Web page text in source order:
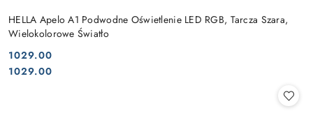
HELLA Apelo A1 Podwodne Oświetlenie LED RGB, Tarcza Szara,
Wielokolorowe Światło
Cena:
1029.00
Cena:
1029.00